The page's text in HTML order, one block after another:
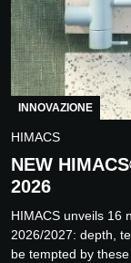
INNOVAZIONE
HIMACS
NEW
2026
HIMACS unveils 16
2026/2027: depth,
be tempted by these